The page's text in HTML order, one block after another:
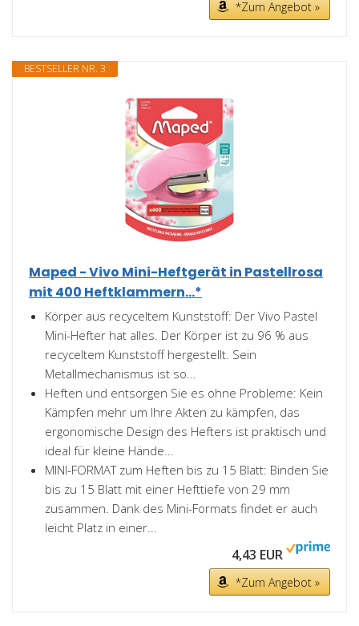
*Zum Angebot »
BESTSELLER NR. 3
Maped - Vivo Mini-Heftgerät in Pastellrosa
mit 400 Heftklammern...*
Körper aus recyceltem Kunststoff: Der Vivo Pastel
Mini-Hefter hat alles. Der Körper ist zu 96 % aus
recyceltem Kunststoff hergestellt. Sein
Metallmechanismus ist so...
Heften und entsorgen Sie es ohne Probleme: Kein
Kämpfen mehr um Ihre Akten zu kämpfen, das
ergonomische Design des Hefters ist praktisch und
ideal für kleine Hände...
MINI-FORMAT zum Heften bis zu 15 Blatt: Binden Sie
bis zu 15 Blatt mit einer Hefttiefe von 29 mm
zusammen. Dank des Mini-Formats findet er auch
leicht Platz in einer...
4,43 EUR
*Zum Angebot »